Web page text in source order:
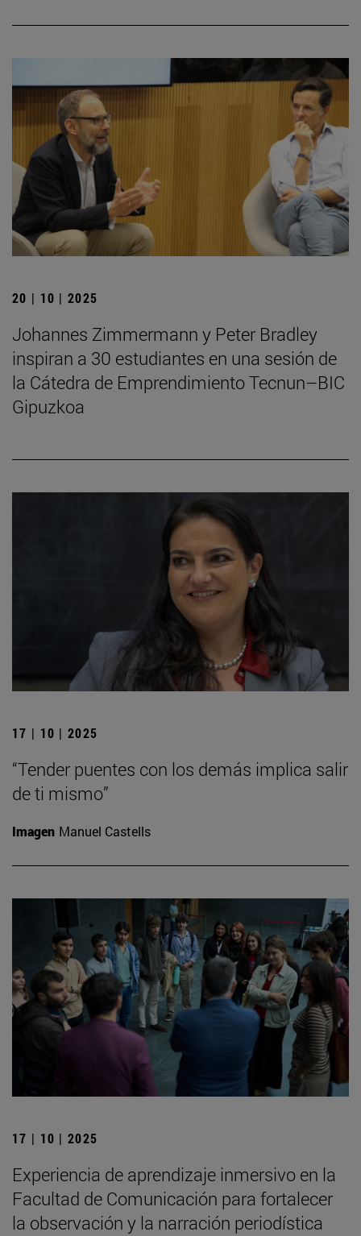
20 | 10 | 2025
Johannes Zimmermann y Peter Bradley
inspiran a 30 estudiantes en una sesión de
la Cátedra de Emprendimiento Tecnun–BIC
Gipuzkoa
17 | 10 | 2025
“Tender puentes con los demás implica salir
de ti mismo”
Imagen Manuel Castells
17 | 10 | 2025
Experiencia de aprendizaje inmersivo en la
Facultad de Comunicación para fortalecer
la observación y la narración periodística